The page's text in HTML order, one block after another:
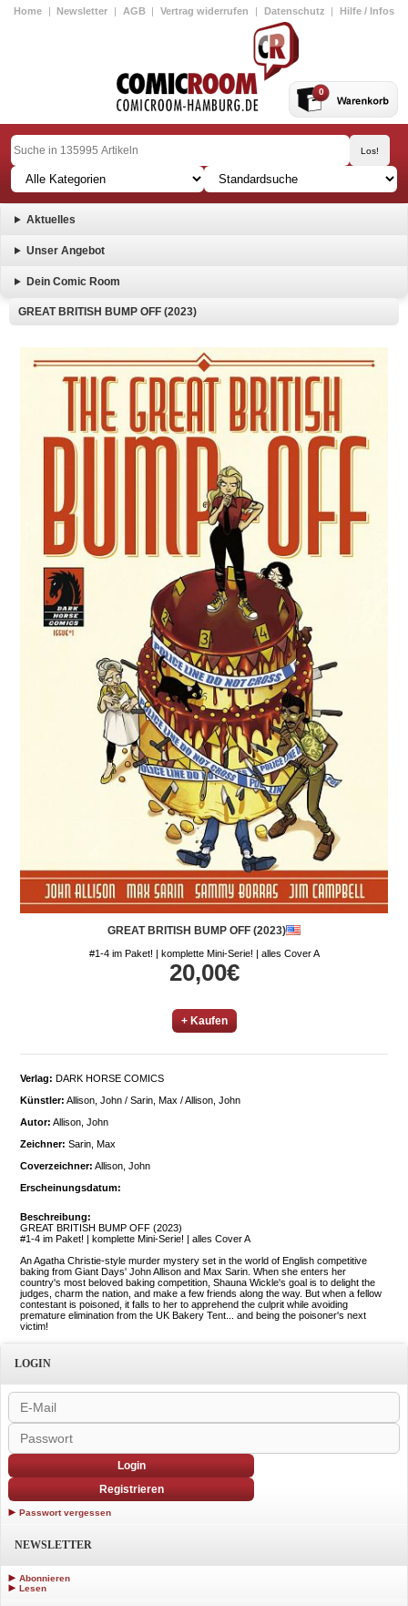
Home | Newsletter | AGB | Vertrag widerrufen | Datenschutz | Hilfe / Infos
0
Aktuelles
Unser Angebot
Dein Comic Room
GREAT BRITISH BUMP OFF (2023)
GREAT BRITISH BUMP OFF (2023)
#1-4 im Paket! | komplette Mini-Serie! | alles Cover A
20,00€
+ Kaufen
Verlag: DARK HORSE COMICS
Künstler: Allison, John / Sarin, Max / Allison, John
Autor: Allison, John
Zeichner: Sarin, Max
Coverzeichner: Allison, John
Erscheinungsdatum:
Beschreibung:
GREAT BRITISH BUMP OFF (2023)
#1-4 im Paket! | komplette Mini-Serie! | alles Cover A
An Agatha Christie-style murder mystery set in the world of English competitive
baking from Giant Days' John Allison and Max Sarin. When she enters her
country's most beloved baking competition, Shauna Wickle's goal is to delight the
judges, charm the nation, and make a few friends along the way. But when a fellow
contestant is poisoned, it falls to her to apprehend the culprit while avoiding
premature elimination from the UK Bakery Tent... and being the poisoner's next
victim!
LOGIN
Login
Registrieren
Passwort vergessen
NEWSLETTER
Abonnieren
Lesen